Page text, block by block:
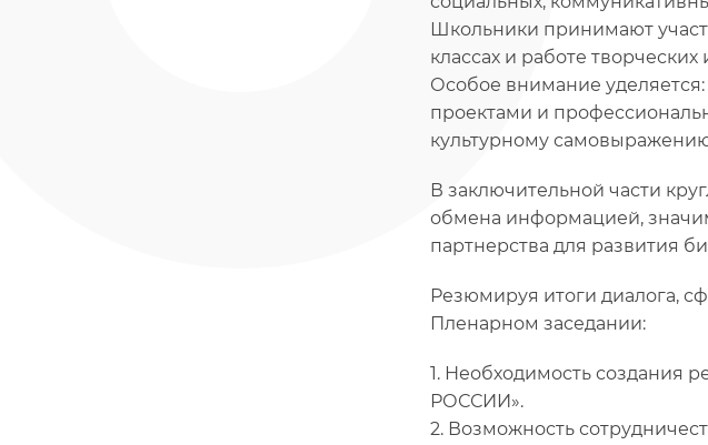
Школьники принимают
классах и работе
Особое внимание
проектами и
культурному
В заключительной части
обмена информацией,
партнерства для развития
Резюмируя итоги диалога,
Пленарном заседании:
1. Необходимость создания
РОССИИ».
2. Возможность